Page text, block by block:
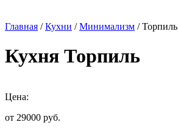
Главная /Кухни /Минимализм / Торпиль
Кухня Торпиль
Цена:
от 29000 руб.